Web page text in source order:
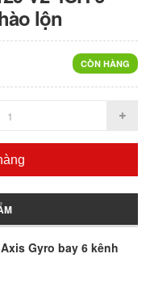
lộn
CÒN HÀNG
Gyro bay 6 kênh